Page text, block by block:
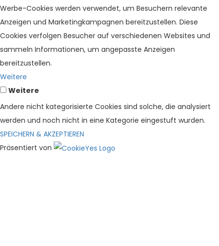
Werbe-Cookies werden verwendet, um Besuchern relevante
Anzeigen und Marketingkampagnen bereitzustellen. Diese
Cookies verfolgen Besucher auf verschiedenen Websites und
sammeln Informationen, um angepasste Anzeigen
bereitzustellen.
Weitere
Weitere
Andere nicht kategorisierte Cookies sind solche, die analysiert
werden und noch nicht in eine Kategorie eingestuft wurden.
SPEICHERN & AKZEPTIEREN
Präsentiert von